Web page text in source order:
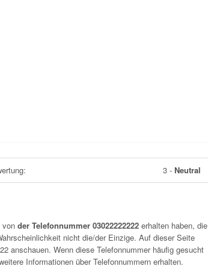
3- Neutral
von der Telefonnummer 03022222222 erhalten haben, die
nicht die/der Einzige. Auf dieser Seite
anschauen. Wenn diese Telefonnummer häufig gesucht
Informationen über Telefonnummern erhalten.